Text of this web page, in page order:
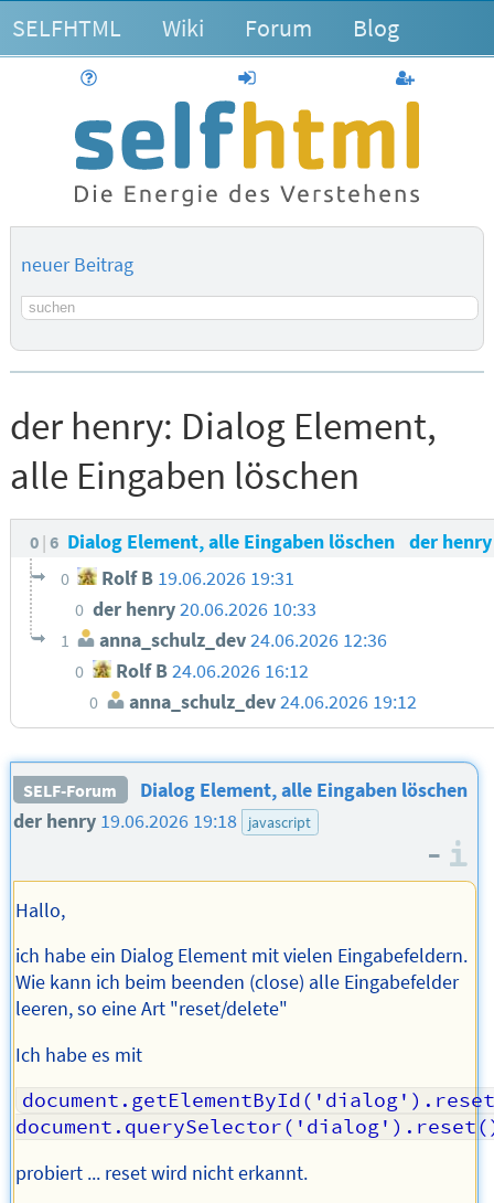
SELFHTML Wiki Forum Blog
anmelden
neuer Beitrag
Suchbegriff
der henry: Dialog Element,
alle Eingaben löschen
0 6 Dialog Element, alle Eingaben löschen der
0 Rolf B 19.06.2026 19:31
0 der henry20.06.2026 10:33
1 anna_schulz_dev24.06.2026 12:36
0 Rolf B24.06.2026 16:12
0 anna_schulz_dev24.06.2026 19:12
SELF-Forum
Dialog Element, alle Eingaben löschen
der henry 19.06.2026 19:18 javascript
–
Hallo,
ich habe ein Dialog Element mit vielen Eingabefeldern.
Wie kann ich beim beenden (close) alle Eingabefelder
leeren, so eine Art "reset/delete"
Ich habe es mit
probiert ... reset wird nicht erkannt.